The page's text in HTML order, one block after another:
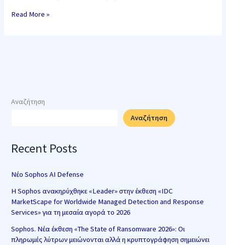
Read More »
Αναζήτηση
Αναζήτηση
Recent Posts
Νέο Sophos AI Defense
Η Sophos ανακηρύχθηκε «Leader» στην έκθεση «IDC
MarketScape for Worldwide Managed Detection and Response
Services» για τη μεσαία αγορά το 2026
Sophos. Νέα έκθεση «The State of Ransomware 2026»: Οι
πληρωμές λύτρων μειώνονται αλλά η κρυπτογράφηση σημειώνει